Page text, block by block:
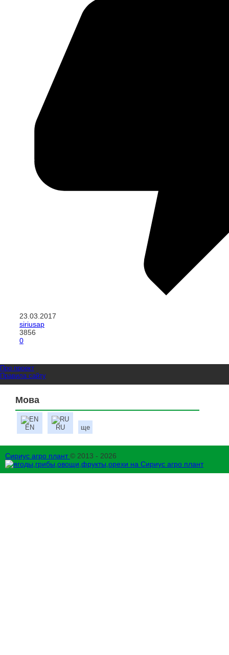
23.03.2017
siriusap
3856
0
Про проект
Правила сайту
Мова
EN RU ще
Сириус агро плант© 2013 - 2026